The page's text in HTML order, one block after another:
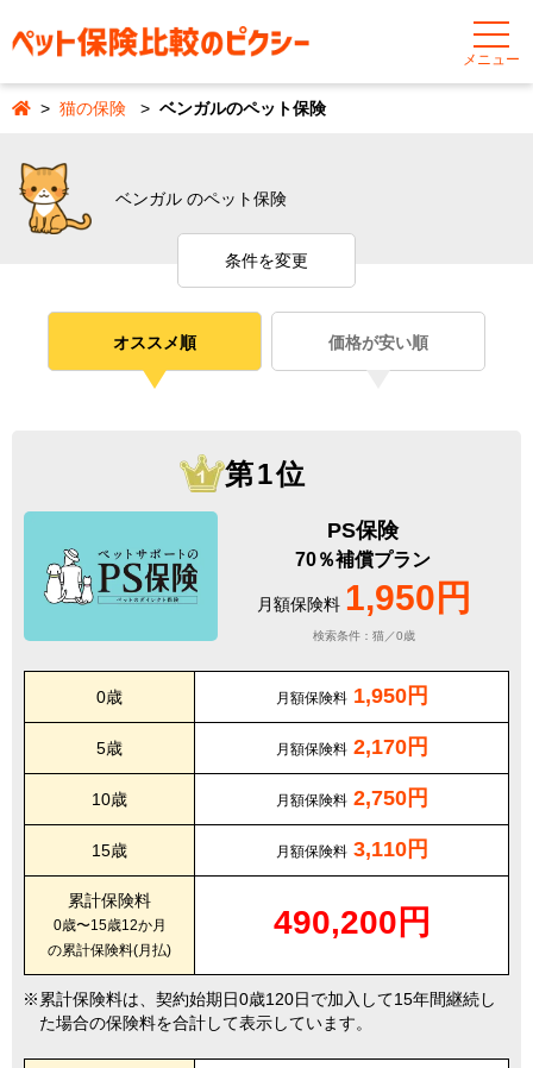
メニュー
猫の保険 ベンガルのペット保険
ベンガル のペット保険
条件を変更
オススメ順 価格が安い順
第1位
PS保険
70％補償プラン
月額保険料 1,950円
検索条件：猫／0歳
0歳 月額保険料 1,950円
5歳 月額保険料 2,170円
10歳 月額保険料 2,750円
15歳 月額保険料 3,110円
累計保険料
0歳〜15歳12か月
の累計保険料(月払)
490,200円
累計保険料は、契約始期日0歳120日で加入して15年間継続し
た場合の保険料を合計して表示しています。